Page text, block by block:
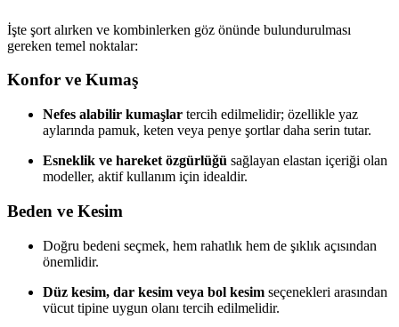
İşte şort alırken ve kombinlerken göz önünde bulundurulması
gereken temel noktalar:
Konfor ve Kumaş
Nefes alabilir kumaşlar tercih edilmelidir; özellikle yaz
aylarında pamuk, keten veya penye şortlar daha serin tutar.
Esneklik ve hareket özgürlüğü sağlayan elastan içeriği olan
modeller, aktif kullanım için idealdir.
Beden ve Kesim
Doğru bedeni seçmek, hem rahatlık hem de şıklık açısından
önemlidir.
Düz kesim, dar kesim veya bol kesim seçenekleri arasından
vücut tipine uygun olanı tercih edilmelidir.